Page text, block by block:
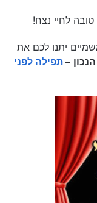
לחיי נצח!
יתנו לכם את
–תפילה לפני